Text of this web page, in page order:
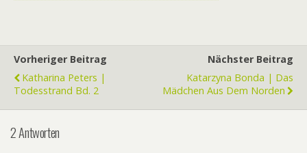
Vorheriger Beitrag
Katharina Peters |
Todesstrand Bd. 2
Nächster Beitrag
Katarzyna Bonda | Das
Mädchen Aus Dem Norden
2 Antworten